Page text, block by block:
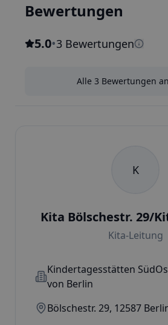
Bewertungen
5.0•3 Bewertungen
Alle 3 Bewertungen
K
Kita Bölschestr. 29/
Kita-Leitung
Kindertagesstätten
von Berlin
Bölschestr. 29, 12587